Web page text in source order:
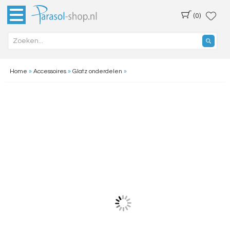
(0)
Home » Accessoires» Glatz onderdelen »